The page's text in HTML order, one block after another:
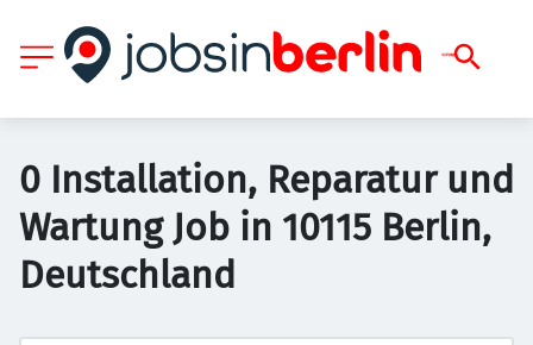
0 Installation, Reparatur und
Wartung Job in 10115 Berlin,
Deutschland